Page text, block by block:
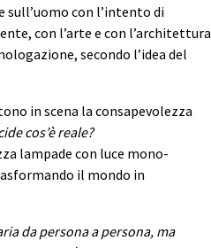
con l’intento di
con l’arte e con l’architettura
secondo l’idea del
in scena la consapevolezza
cos’è reale?
lampade con luce mono-
il mondo in
da persona a persona, ma